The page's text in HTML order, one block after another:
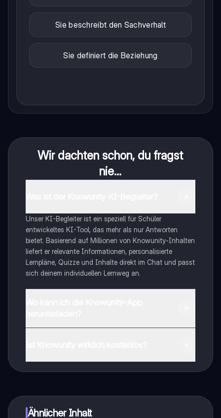
Sie beschreibt den Sachverhalt
Sie definiert die Beziehung
Wir dachten schon, du fragst
nie...
Unser KI-Begleiter ist ein speziell für Schüler
entwickeltes KI-Tool, das mehr als nur Antworten
bietet. Basierend auf Millionen von Knowunity-Inhalten
liefert er relevante Informationen, personalisierte
Lernpläne, Quizze und Inhalte direkt im Chat und passt
sich deinem individuellen Lernweg an.
Ähnlicher Inhalt